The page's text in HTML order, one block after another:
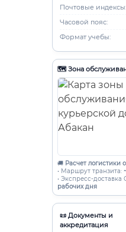
Почтовые индексы:
Часовой пояс:
Формат учебы:
🗺️ Зона
🚚 Расчет логистики
• Маршрут транзита:
• Экспресс-
рабочих дня
📜 Документы и
аккредитация